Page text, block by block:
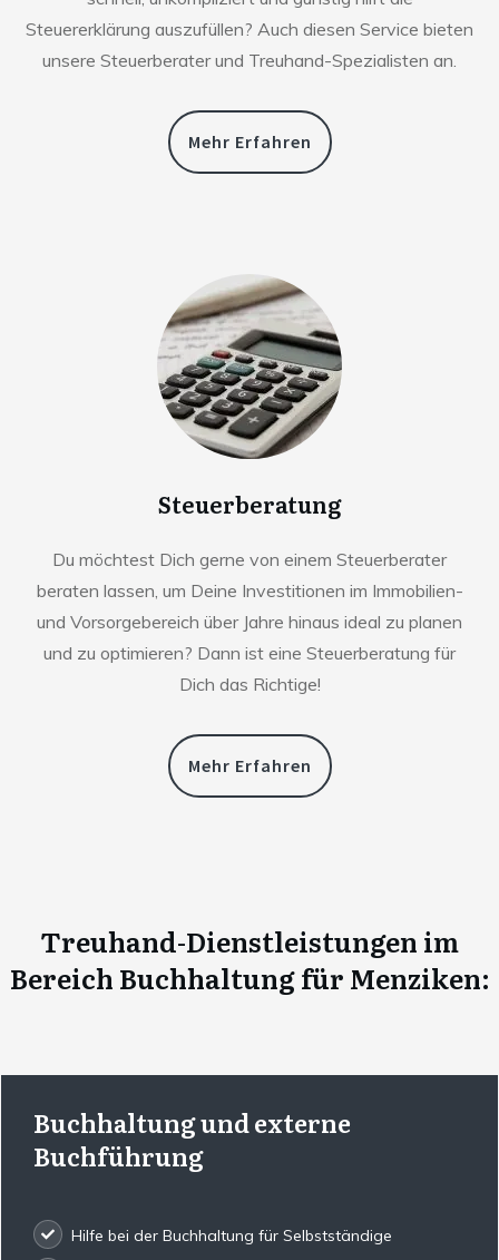
Steuererklärung auszufüllen? Auch diesen Service bieten
unsere Steuerberater und Treuhand-Spezialisten an.
Mehr Erfahren
Steuerberatung
Du möchtest Dich gerne von einem Steuerberater
beraten lassen, um Deine Investitionen im Immobilien-
und Vorsorgebereich über Jahre hinaus ideal zu planen
und zu optimieren? Dann ist eine Steuerberatung für
Dich das Richtige!
Mehr Erfahren
Treuhand-Dienstleistungen im
Bereich Buchhaltung für Menziken:
Buchhaltung und externe
Buchführung
Hilfe bei der Buchhaltung für Selbstständige